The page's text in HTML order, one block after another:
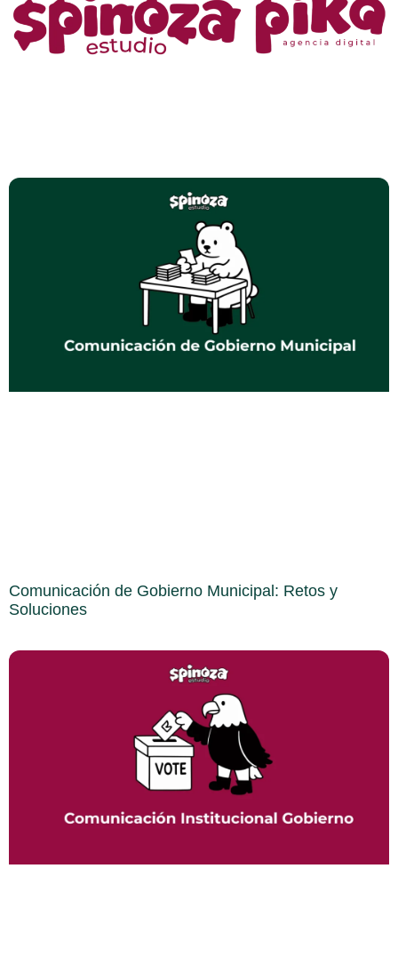
Comunicación de Gobierno Municipal: Retos y
Soluciones